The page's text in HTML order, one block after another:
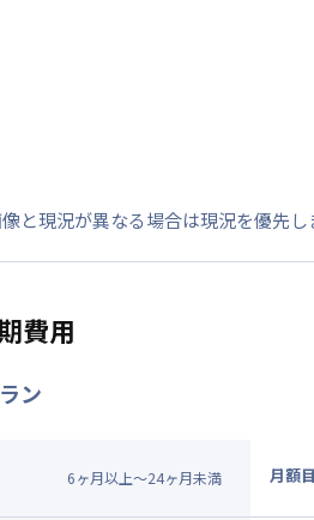
と現況が異なる場合は現況を優先し
費用
ン
6ヶ月以上～24ヶ月未満 月額